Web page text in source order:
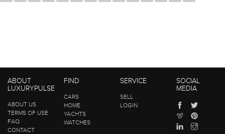
ABOUT
LUXURYPULSE
ABOUT US
TERMS OF USE
FAQ
CONTACT
FIND
CARS
HOME
YACHTS
WATCHES
SERVICE
SELL
LOGIN
SOCIAL
MEDIA